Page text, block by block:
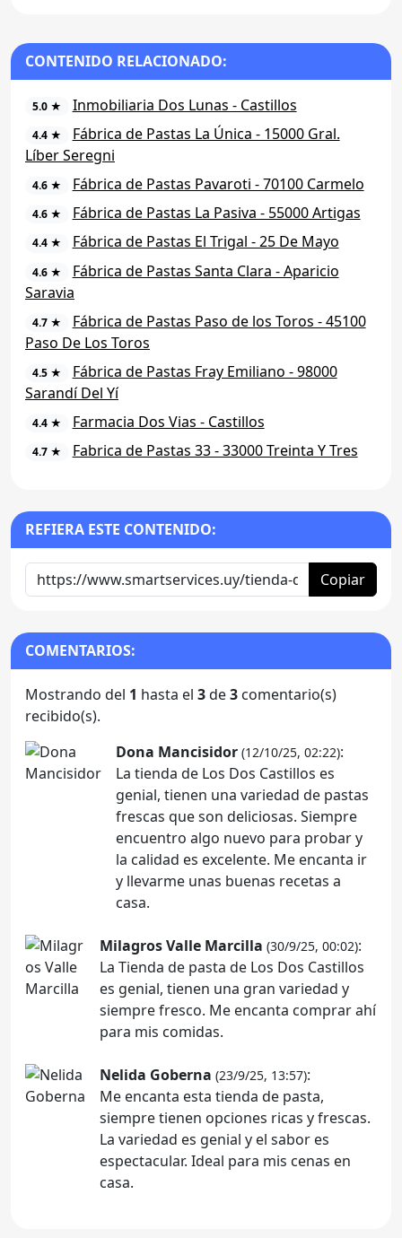
CONTENIDO RELACIONADO:
5.0 ★ Inmobiliaria Dos Lunas - Castillos
4.4 ★
Fábrica de Pastas La Única - 15000 Gral.
Líber Seregni
4.6 ★ Fábrica de Pastas Pavaroti - 70100 Carmelo
4.6 ★ Fábrica de Pastas La Pasiva - 55000 Artigas
4.4 ★ Fábrica de Pastas El Trigal - 25 De Mayo
4.6 ★
Fábrica de Pastas Santa Clara - Aparicio
Saravia
4.7 ★
Fábrica de Pastas Paso de los Toros - 45100
Paso De Los Toros
4.5 ★
Fábrica de Pastas Fray Emiliano - 98000
Sarandí Del Yí
4.4 ★ Farmacia Dos Vias - Castillos
4.7 ★ Fabrica de Pastas 33 - 33000 Treinta Y Tres
REFIERA ESTE CONTENIDO:
Copiar
COMENTARIOS:
Mostrando del 1 hasta el 3de3 comentario(s)
recibido(s).
Dona Mancisidor (12/10/25, 02:22):
La tienda de Los Dos Castillos es
genial, tienen una variedad de pastas
frescas que son deliciosas. Siempre
encuentro algo nuevo para probar y
la calidad es excelente. Me encanta ir
y llevarme unas buenas recetas a
casa.
Milagros Valle Marcilla (30/9/25, 00:02):
La Tienda de pasta de Los Dos Castillos
es genial, tienen una gran variedad y
siempre fresco. Me encanta comprar ahí
para mis comidas.
Nelida Goberna (23/9/25, 13:57):
Me encanta esta tienda de pasta,
siempre tienen opciones ricas y frescas.
La variedad es genial y el sabor es
espectacular. Ideal para mis cenas en
casa.